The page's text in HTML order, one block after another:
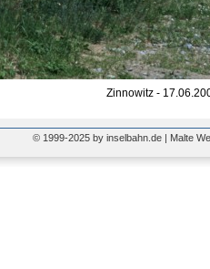
Zinnowitz -
© 1999-2025 by inselbahn.de | Malte